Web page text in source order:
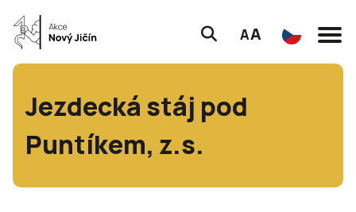
AA
Jezdecká stáj pod
Puntíkem, z.s.